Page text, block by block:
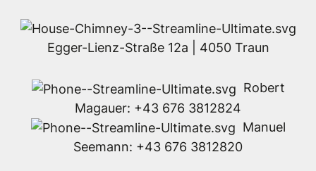
Egger-Lienz-Straße 12a | 4050 Traun
Robert
Magauer: +43 676 3812824
Manuel
Seemann: +43 676 3812820